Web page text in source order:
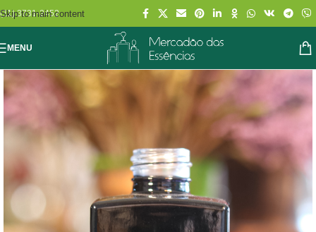
Skip to main content
(11) 3731-2452
MENU